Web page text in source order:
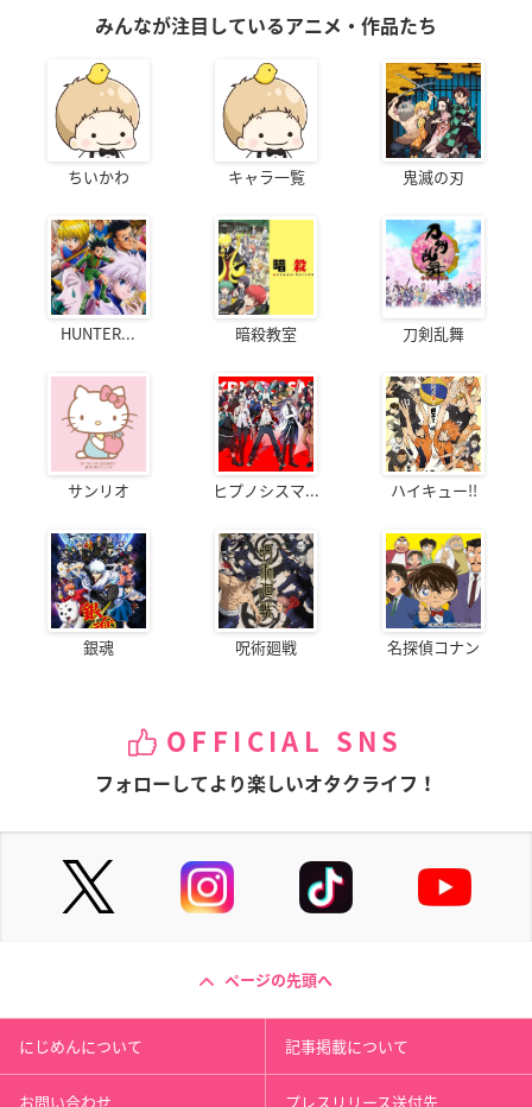
みんなが注目しているアニメ・作品たち
ちいかわ キャラ一覧 鬼滅の刃
HUNTER... 暗殺教室 刀剣乱舞
サンリオ ヒプノシスマ... ハイキュー!!
銀魂 呪術廻戦 名探偵コナン
OFFICIAL SNS
フォローしてより楽しいオタクライフ！
ページの先頭へ
にじめんについて 記事掲載について
お問い合わせ プレスリリース送付先